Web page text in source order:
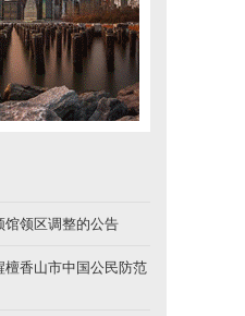
馆领区调整的公告
檀香山市中国公民防范